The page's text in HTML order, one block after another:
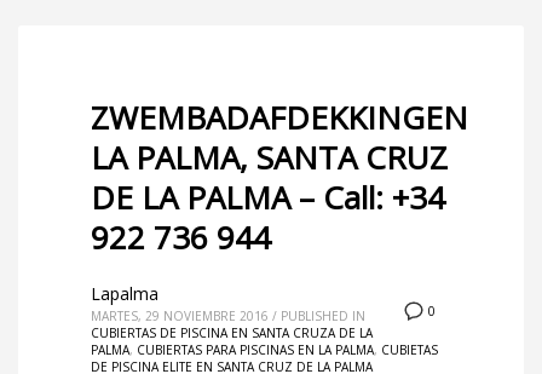
ZWEMBADAFDEKKINGEN
LA PALMA, SANTA CRUZ
DE LA PALMA – Call: +34
922 736 944
0
Lapalma
MARTES, 29 NOVIEMBRE 2016 / PUBLISHED IN
CUBIERTAS DE PISCINA EN SANTA CRUZA DE LA
PALMA, CUBIERTAS PARA PISCINAS EN LA PALMA, CUBIETAS
DE PISCINA ELITE EN SANTA CRUZ DE LA PALMA